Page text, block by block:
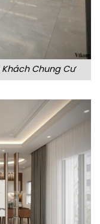
Khách Chung Cư